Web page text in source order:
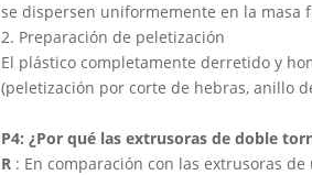
se dispersen uniformemente en la masa
2. Preparación de peletización
El plástico completamente derretido y
(peletización por corte de hebras, anillo
P4: ¿Por qué las extrusoras de doble
R : En comparación con las extrusoras